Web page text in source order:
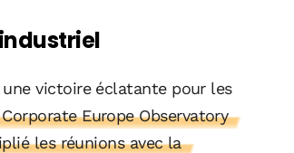
victoire éclatante pour les
Europe Observatory
les réunions avec la